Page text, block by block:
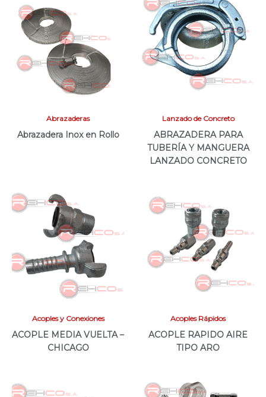
Abrazaderas
Abrazadera Inox en Rollo
Lanzado de Concreto
ABRAZADERA PARA
TUBERÍA Y MANGUERA
LANZADO CONCRETO
Acoples y Conexiones
ACOPLE MEDIA VUELTA –
CHICAGO
Acoples Rápidos
ACOPLE RAPIDO AIRE
TIPO ARO